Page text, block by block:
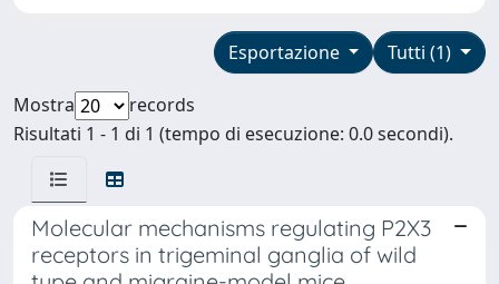
Tutti (1)
Esportazione
Mostra
records
Risultati 1 - 1 di 1 (tempo di esecuzione: 0.0 secondi).
Molecular mechanisms regulating P2X3
receptors in trigeminal ganglia of wild